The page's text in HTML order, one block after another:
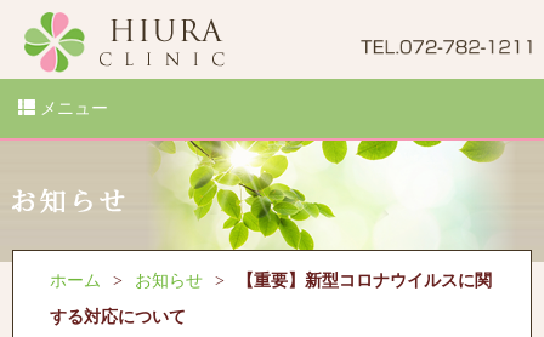
メニュー
ホーム お知らせ
【重要】新型コロナウイルスに関
する対応について